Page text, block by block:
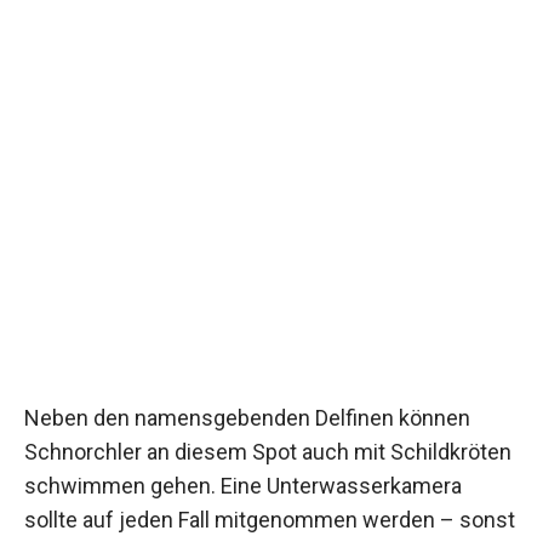
Neben den namensgebenden Delfinen können
Schnorchler an diesem Spot auch mit Schildkröten
schwimmen gehen. Eine Unterwasserkamera
sollte auf jeden Fall mitgenommen werden – sonst